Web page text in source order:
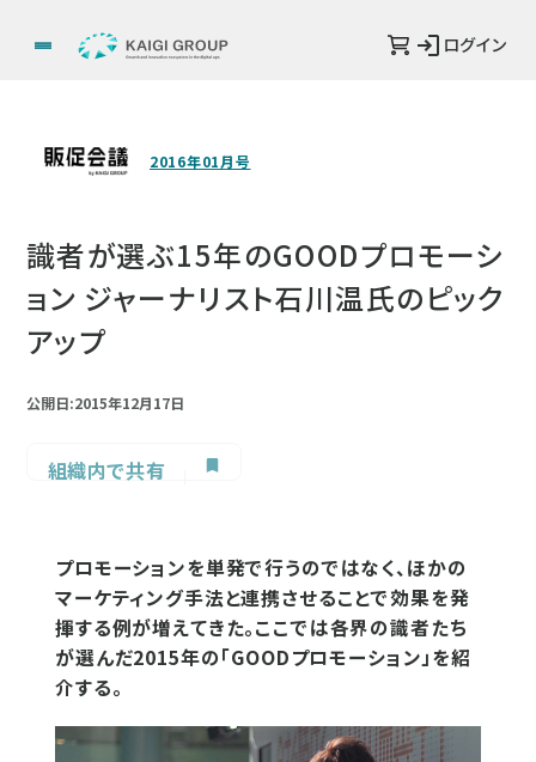
ログイン
2016年01月号
識者が選ぶ15年のGOODプロモーシ
ョン ジャーナリスト石川温氏のピック
アップ
公開日:2015年12月17日
組織内で共有
プロモーションを単発で行うのではなく、ほかの
マーケティング手法と連携させることで効果を発
揮する例が増えてきた。ここでは各界の識者たち
が選んだ2015年の「GOODプロモーション」を紹
介する。